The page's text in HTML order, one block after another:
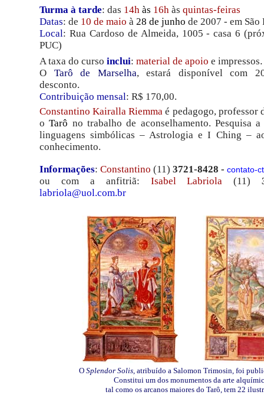
Turma à tarde: das 14h às 16h às quintas-feiras
Datas: de 10 de maio à 28 de junho de 2007 - em São
Local: Rua Cardoso de Almeida, 1005 - casa 6
PUC)
A taxa do curso inclui: material de apoio e impressos.
O Tarô de Marselha, estará disponível com
desconto.
Contribuição mensal: R$ 170,00.
Constantino Kairalla Riemma é pedagogo,
oTarô no trabalho de aconselhamento. Pesquisa
linguagens simbólicas – Astrologia e I Ching –
conhecimento.
Informações: Constantino (11) 3721-8428 - contato-
ou com a anfitriã: Isabel Labriola (11)
labriola@uol.com.br
O Splendor Solis, atribuído a Salomon Trimosin, foi
Constitui um dos monumentos da arte
tal como os arcanos maiores do Tarô, tem 22